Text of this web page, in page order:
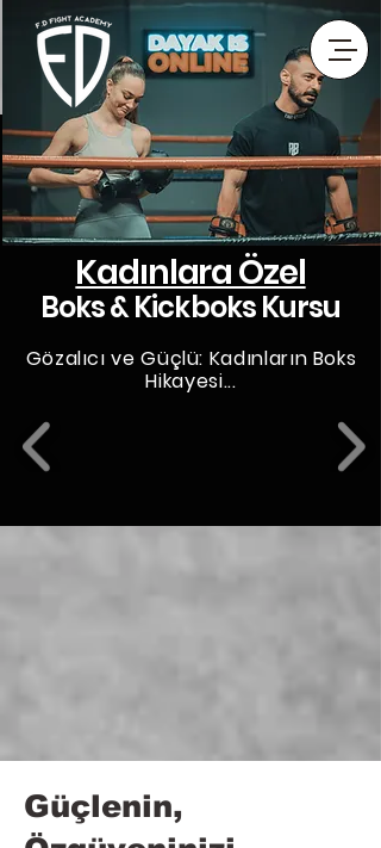
Kadınlara Özel
Boks & Kickboks Kursu
Gözalıcı ve Güçlü: Kadınların Boks
Hikayesi...
Güçlenin,